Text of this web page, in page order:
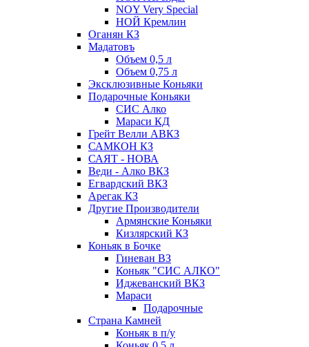
NOY Very Speсial
НОЙ Кремлин
Оганян КЗ
Мадатовъ
Объем 0,5 л
Объем 0,75 л
Эксклюзивные Коньяки
Подарочные Коньяки
СИС Алко
Мараси КД
Грейт Велли АВКЗ
САМКОН КЗ
САЯТ - НОВА
Веди - Алко ВКЗ
Егвардский ВКЗ
Арегак КЗ
Другие Производители
Армянские Коньяки
Кизлярский КЗ
Коньяк в Бочке
Гиневан ВЗ
Коньяк "СИС АЛКО"
Иджеванский ВКЗ
Мараси
Подарочные
Страна Камней
Коньяк в п/у